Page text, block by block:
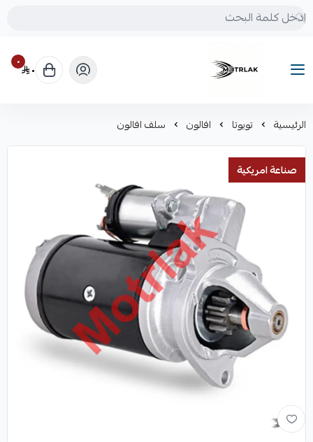
Motrlak
٠ ٠
الرئيسية تويوتا افالون سلف افالون
صناعة امريكية